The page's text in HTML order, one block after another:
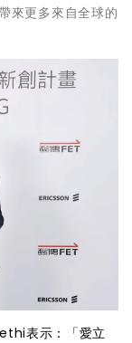
來更多來自全球的
表示：「愛立